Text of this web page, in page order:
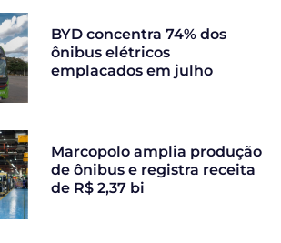
BYD concentra 74% dos
ônibus elétricos
emplacados em julho
Marcopolo amplia produção
de ônibus e registra receita
de R$ 2,37 bi